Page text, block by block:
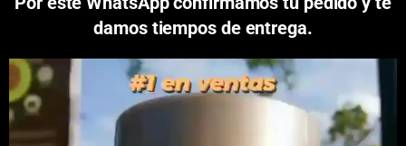
damos tiempos de entrega.